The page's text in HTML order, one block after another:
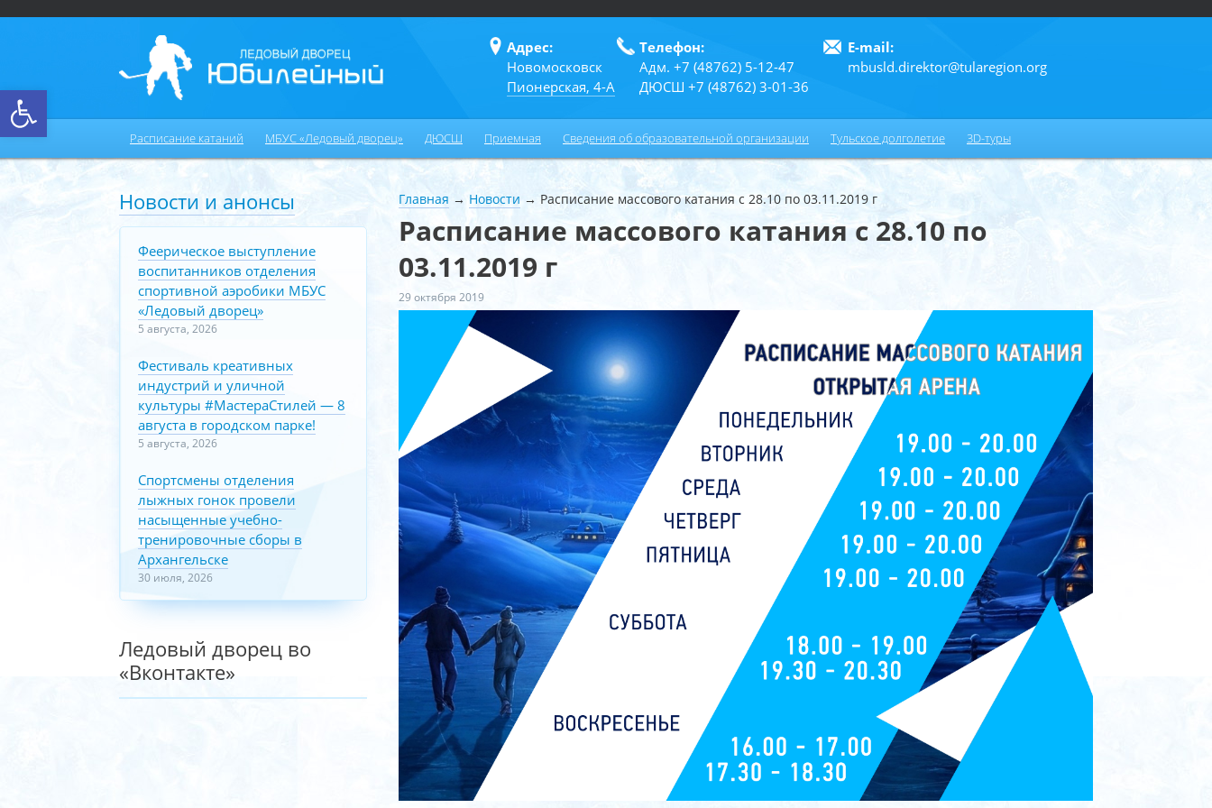
Открыть панель инструментов
Адрес:
Новомосковск
Пионерская, 4-А
Телефон:
Адм. +7 (48762) 5-12-47
ДЮСШ +7 (48762) 3-01-36
E-mail:
mbusld.direktor@tularegion.org
Расписание катаний МБУС «Ледовый дворец» ДЮСШ Приемная Сведения об образовательной организации Тульское долголетие 3D-туры
Главная → Новости → Расписание массового катания с 28.10 по 03.11.2019 г
Расписание массового катания с 28.10 по
03.11.2019 г
29 октября 2019
Новости и анонсы
Феерическое выступление
воспитанников отделения
спортивной аэробики МБУС
«Ледовый дворец»
5 августа, 2026
Фестиваль креативных
индустрий и уличной
культуры #МастераСтилей — 8
августа в городском парке!
5 августа, 2026
Спортсмены отделения
лыжных гонок провели
насыщенные учебно-
тренировочные сборы в
Архангельске
30 июля, 2026
Ледовый дворец во
«Вконтакте»